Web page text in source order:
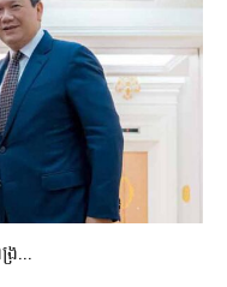
រ...